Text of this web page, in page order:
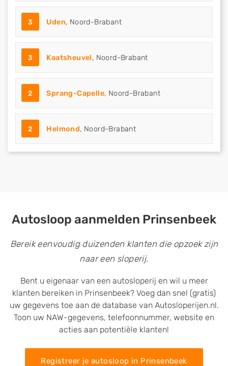
3 Uden, Noord-Brabant
3 Kaatsheuvel, Noord-Brabant
2 Sprang-Capelle, Noord-Brabant
2 Helmond, Noord-Brabant
Autosloop aanmelden Prinsenbeek
Bereik eenvoudig duizenden klanten die opzoek zijn
naar een sloperij.
Bent u eigenaar van een autosloperij en wil u meer
klanten bereiken in Prinsenbeek? Voeg dan snel (gratis)
uw gegevens toe aan de database van Autosloperijen.nl.
Toon uw NAW-gegevens, telefoonnummer, website en
acties aan potentiële klanten!
Registreer je autosloop in Prinsenbeek